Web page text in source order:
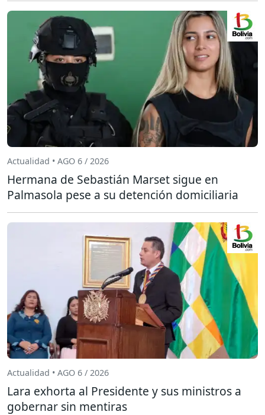
Actualidad • AGO 6 / 2026
Hermana de Sebastián Marset sigue en
Palmasola pese a su detención domiciliaria
Actualidad • AGO 6 / 2026
Lara exhorta al Presidente y sus ministros a
gobernar sin mentiras